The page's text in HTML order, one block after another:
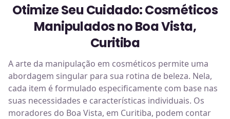
Otimize Seu Cuidado: Cosméticos
Manipulados no Boa Vista,
Curitiba
A arte da manipulação em cosméticos permite uma
abordagem singular para sua rotina de beleza. Nela,
cada item é formulado especificamente com base nas
suas necessidades e características individuais. Os
moradores do Boa Vista, em Curitiba, podem contar